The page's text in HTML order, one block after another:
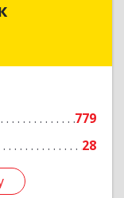
779
28